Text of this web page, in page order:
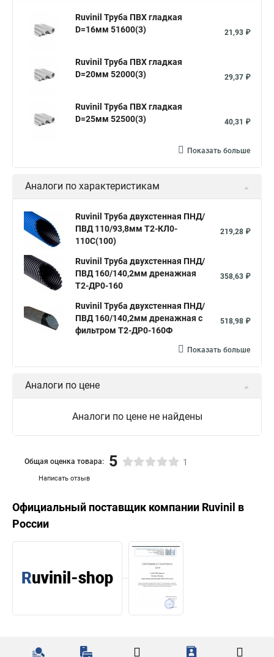
Ruvinil Труба ПВХ гладкая
D=16мм 51600(3)
21,93 ₽
Ruvinil Труба ПВХ гладкая
D=20мм 52000(3)
29,37 ₽
Ruvinil Труба ПВХ гладкая
D=25мм 52500(3)
40,31 ₽
Показать больше
Аналоги по характеристикам
Ruvinil Труба двухстенная ПНД/
ПВД 110/93,8мм Т2-КЛ0-
110С(100)
219,28 ₽
Ruvinil Труба двухстенная ПНД/
ПВД 160/140,2мм дренажная
Т2-ДР0-160
358,63 ₽
Ruvinil Труба двухстенная ПНД/
ПВД 160/140,2мм дренажная с
фильтром Т2-ДР0-160Ф
518,98 ₽
Показать больше
Аналоги по цене
Аналоги по цене не найдены
Написать отзыв
Общая оценка товара: 5 1
Официальный поставщик компании Ruvinil в
России